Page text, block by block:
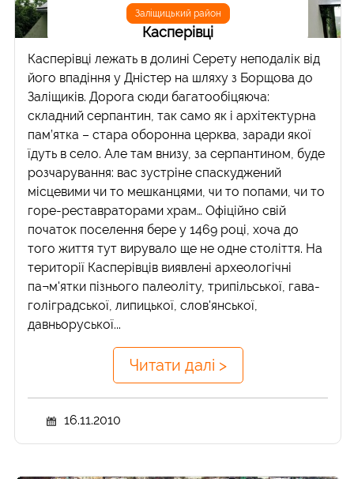
Заліщицький район
Касперівці
Касперівці лежать в долині Серету неподалік від
його впадіння у Дністер на шляху з Борщова до
Заліщиків. Дорога сюди багатообіцяюча:
складний серпантин, так само як і архітектурна
пам’ятка – стара оборонна церква, заради якої
їдуть в село. Але там внизу, за серпантином, буде
розчарування: вас зустріне спаскуджений
місцевими чи то мешканцями, чи то попами, чи то
горе-реставраторами храм… Офіційно свій
початок поселення бере у 1469 році, хоча до
того життя тут вирувало ще не одне століття. На
території Касперівців виявлені археологічні
па¬м'ятки пізнього палеоліту, трипільської, гава-
голіградської, липицької, слов'янської,
давньоруської...
Читати далі >
16.11.2010